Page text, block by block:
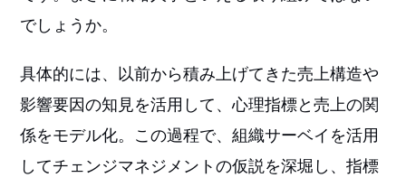
でしょうか。
具体的には、以前から積み上げてきた売上構造や
影響要因の知見を活用して、心理指標と売上の関
係をモデル化。この過程で、組織サーベイを活用
してチェンジマネジメントの仮説を深堀し、指標